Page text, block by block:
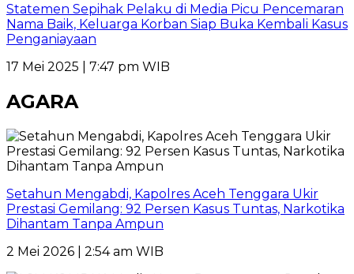
Statemen Sepihak Pelaku di Media Picu Pencemaran
Nama Baik, Keluarga Korban Siap Buka Kembali Kasus
Penganiayaan
17 Mei 2025 | 7:47 pm WIB
AGARA
Setahun Mengabdi, Kapolres Aceh Tenggara Ukir
Prestasi Gemilang: 92 Persen Kasus Tuntas, Narkotika
Dihantam Tanpa Ampun
2 Mei 2026 | 2:54 am WIB